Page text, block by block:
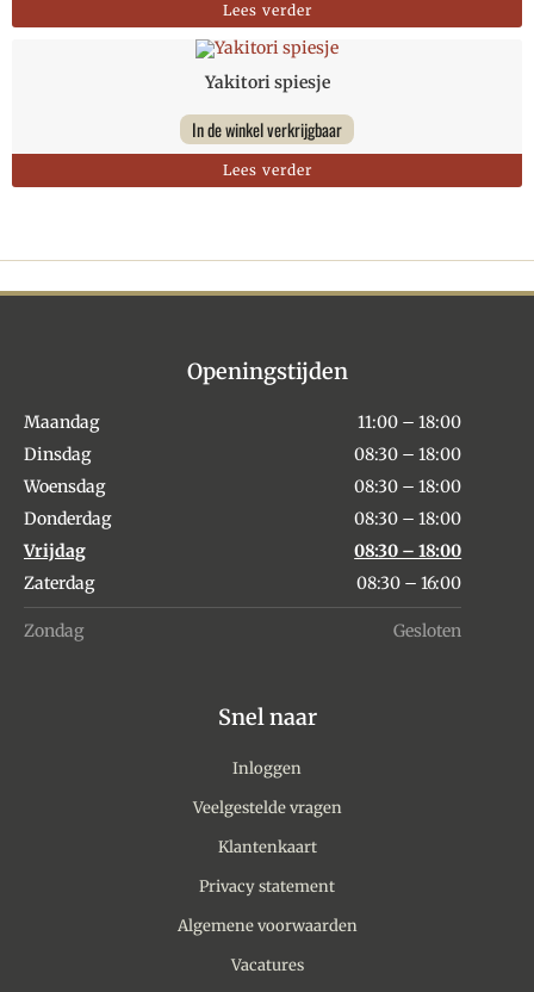
Lees verder
Yakitori spiesje
In de winkel verkrijgbaar
Lees verder
Openingstijden
Maandag
11:00 – 18:00
Dinsdag
08:30 – 18:00
Woensdag
08:30 – 18:00
Donderdag
08:30 – 18:00
Vrijdag
08:30 – 18:00
Zaterdag
08:30 – 16:00
Zondag Gesloten
Snel naar
Inloggen
Veelgestelde vragen
Klantenkaart
Privacy statement
Algemene voorwaarden
Vacatures